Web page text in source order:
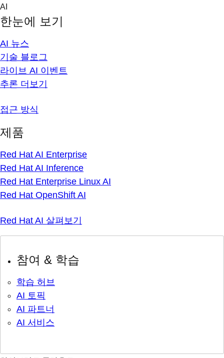
Skip
content
AI
한눈에 보기
AI 뉴스
기술 블로그
라이브 AI 이벤트
추론 더보기
접근 방식
제품
Red Hat AI Enterprise
Red Hat AI Inference
Red Hat Enterprise Linux AI
Red Hat OpenShift AI
Red Hat AI 살펴보기
참여 & 학습
학습 허브
AI 토픽
AI 파트너
AI 서비스